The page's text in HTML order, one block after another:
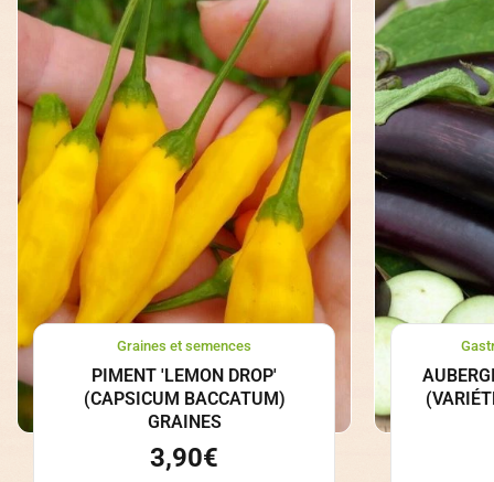
Graines et semences
PIMENT 'LEMON DROP'
(CAPSICUM BACCATUM)
GRAINES
3,90€